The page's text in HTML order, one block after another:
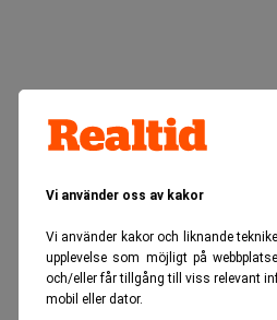
Vi använder oss av kakor
Vi använder kakor och liknande
upplevelse som möjligt på
och/eller får tillgång till viss relevant
mobil eller dator.
Realtid.se Börs & finans